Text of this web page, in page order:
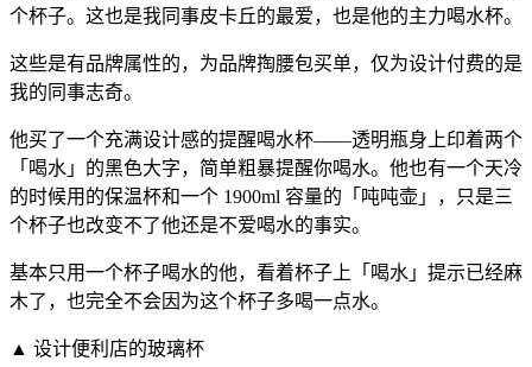
个杯子。这也是我同事皮卡丘的最爱，也是他的主力喝水杯。
这些是有品牌属性的，为品牌掏腰包买单，仅为设计付费的是
我的同事志奇。
他买了一个充满设计感的提醒喝水杯——透明瓶身上印着两个
「喝水」的黑色大字，简单粗暴提醒你喝水。他也有一个天冷
的时候用的保温杯和一个 1900ml 容量的「吨吨壶」，只是三
个杯子也改变不了他还是不爱喝水的事实。
基本只用一个杯子喝水的他，看着杯子上「喝水」提示已经麻
木了，也完全不会因为这个杯子多喝一点水。
▲ 设计便利店的玻璃杯